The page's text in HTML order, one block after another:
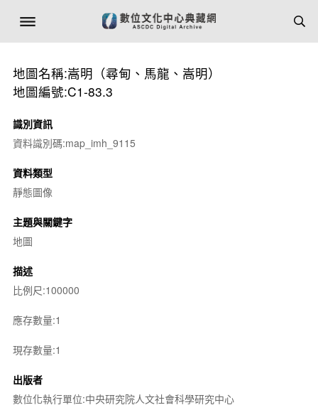
地圖名稱:嵩明（尋甸、馬龍、嵩明）
地圖編號:C1-83.3
識別資訊
資料識別碼:map_imh_9115
資料類型
靜態圖像
主題與關鍵字
地圖
描述
比例尺:100000
應存數量:1
現存數量:1
出版者
數位化執行單位:中央研究院人文社會科學研究中心